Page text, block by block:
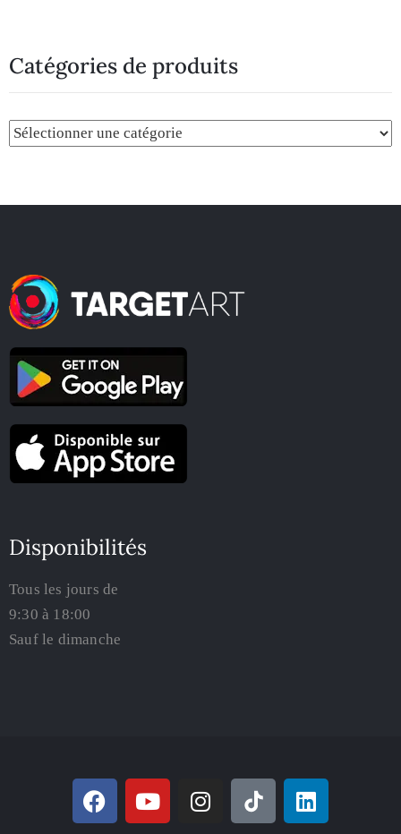
Catégories de produits
Disponibilités
Tous les jours de
9:30 à 18:00
Sauf le dimanche